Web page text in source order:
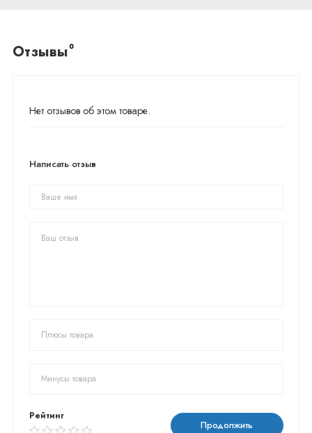
Отзывы 0
Нет отзывов об этом товаре.
Написать отзыв
Рейтинг
Продолжить